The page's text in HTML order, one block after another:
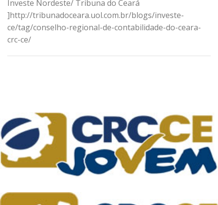
Investe Nordeste/ Tribuna do Ceará
]http://tribunadoceara.uol.com.br/blogs/investe-
ce/tag/conselho-regional-de-contabilidade-do-ceara-
crc-ce/